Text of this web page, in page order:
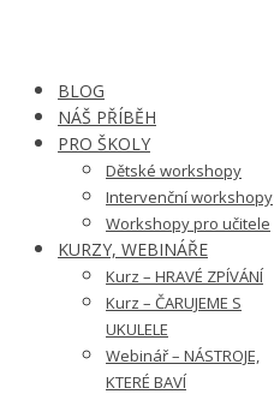
BLOG
NÁŠ PŘÍBĚH
PRO ŠKOLY
Dětské workshopy
Intervenční workshopy
Workshopy pro učitele
KURZY, WEBINÁŘE
Kurz – HRAVÉ ZPÍVÁNÍ
Kurz – ČARUJEME S
UKULELE
Webinář – NÁSTROJE,
KTERÉ BAVÍ